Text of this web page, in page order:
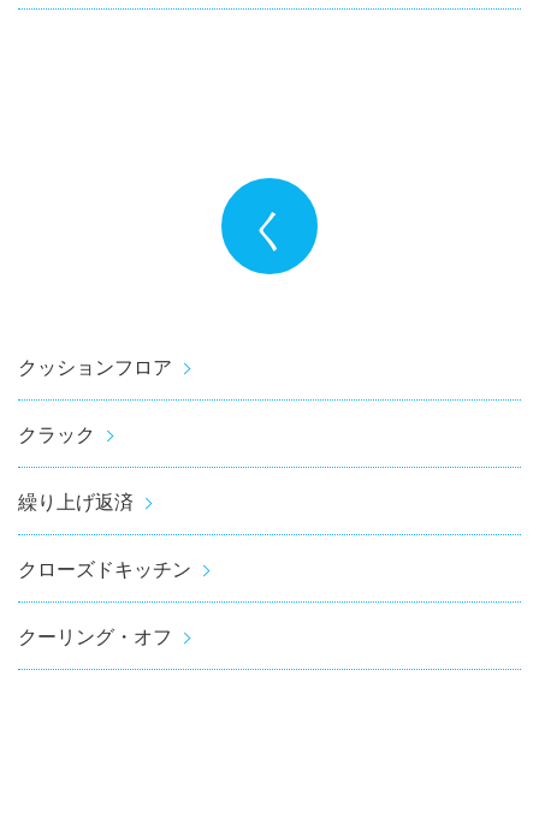
く
クッションフロア
クラック
繰り上げ返済
クローズドキッチン
クーリング・オフ